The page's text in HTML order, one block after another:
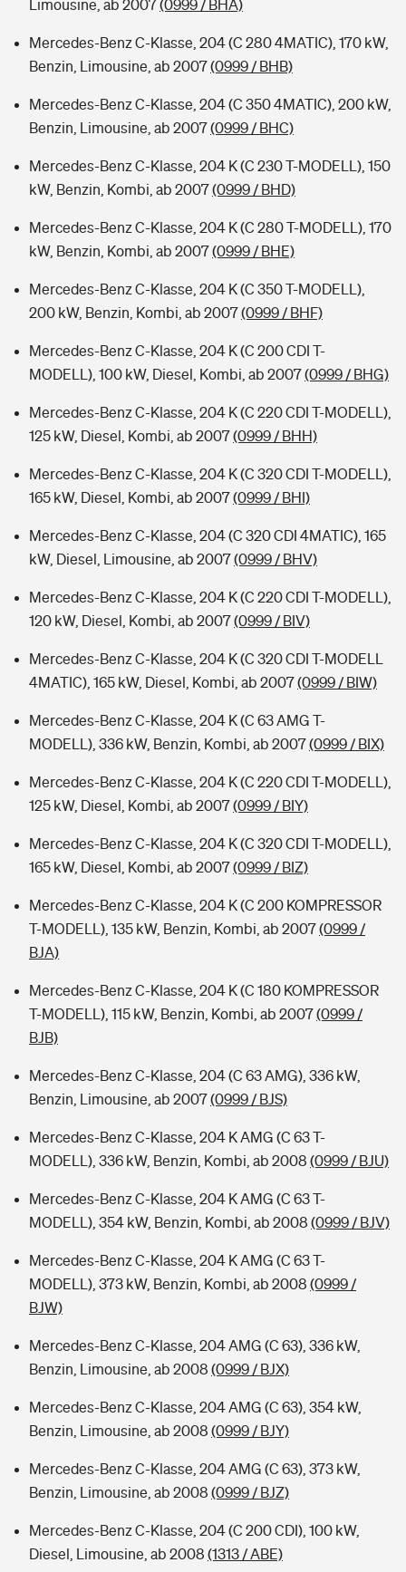
Limousine, ab 2007 (0999 / BHA)
Mercedes-Benz C-Klasse, 204 (C 280 4MATIC), 170 kW,
Benzin, Limousine, ab 2007(0999 / BHB)
Mercedes-Benz C-Klasse, 204 (C 350 4MATIC), 200 kW,
Benzin, Limousine, ab 2007(0999 / BHC)
Mercedes-Benz C-Klasse, 204 K (C 230 T-MODELL), 150
kW, Benzin, Kombi, ab 2007(0999 / BHD)
Mercedes-Benz C-Klasse, 204 K (C 280 T-MODELL), 170
kW, Benzin, Kombi, ab 2007(0999 / BHE)
Mercedes-Benz C-Klasse, 204 K (C 350 T-MODELL),
200 kW, Benzin, Kombi, ab 2007(0999 / BHF)
Mercedes-Benz C-Klasse, 204 K (C 200 CDI T-
MODELL), 100 kW, Diesel, Kombi, ab 2007(0999 / BHG)
Mercedes-Benz C-Klasse, 204 K (C 220 CDI T-MODELL),
125 kW, Diesel, Kombi, ab 2007(0999 / BHH)
Mercedes-Benz C-Klasse, 204 K (C 320 CDI T-MODELL),
165 kW, Diesel, Kombi, ab 2007(0999 / BHI)
Mercedes-Benz C-Klasse, 204 (C 320 CDI 4MATIC), 165
kW, Diesel, Limousine, ab 2007(0999 / BHV)
Mercedes-Benz C-Klasse, 204 K (C 220 CDI T-MODELL),
120 kW, Diesel, Kombi, ab 2007(0999 / BIV)
Mercedes-Benz C-Klasse, 204 K (C 320 CDI T-MODELL
4MATIC), 165 kW, Diesel, Kombi, ab 2007(0999 / BIW)
Mercedes-Benz C-Klasse, 204 K (C 63 AMG T-
MODELL), 336 kW, Benzin, Kombi, ab 2007(0999 / BIX)
Mercedes-Benz C-Klasse, 204 K (C 220 CDI T-MODELL),
125 kW, Diesel, Kombi, ab 2007(0999 / BIY)
Mercedes-Benz C-Klasse, 204 K (C 320 CDI T-MODELL),
165 kW, Diesel, Kombi, ab 2007(0999 / BIZ)
Mercedes-Benz C-Klasse, 204 K (C 200 KOMPRESSOR
T-MODELL), 135 kW, Benzin, Kombi, ab 2007(0999 /
BJA)
Mercedes-Benz C-Klasse, 204 K (C 180 KOMPRESSOR
T-MODELL), 115 kW, Benzin, Kombi, ab 2007(0999 /
BJB)
Mercedes-Benz C-Klasse, 204 (C 63 AMG), 336 kW,
Benzin, Limousine, ab 2007(0999 / BJS)
Mercedes-Benz C-Klasse, 204 K AMG (C 63 T-
MODELL), 336 kW, Benzin, Kombi, ab 2008 (0999 / BJU)
Mercedes-Benz C-Klasse, 204 K AMG (C 63 T-
MODELL), 354 kW, Benzin, Kombi, ab 2008 (0999 / BJV)
Mercedes-Benz C-Klasse, 204 K AMG (C 63 T-
MODELL), 373 kW, Benzin, Kombi, ab 2008 (0999 /
BJW)
Mercedes-Benz C-Klasse, 204 AMG (C 63), 336 kW,
Benzin, Limousine, ab 2008 (0999 / BJX)
Mercedes-Benz C-Klasse, 204 AMG (C 63), 354 kW,
Benzin, Limousine, ab 2008 (0999 / BJY)
Mercedes-Benz C-Klasse, 204 AMG (C 63), 373 kW,
Benzin, Limousine, ab 2008 (0999 / BJZ)
Mercedes-Benz C-Klasse, 204 (C 200 CDI), 100 kW,
Diesel, Limousine, ab 2008 (1313 / ABE)